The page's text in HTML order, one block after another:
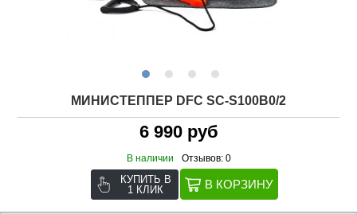
МИНИСТЕППЕР DFC SC-S100B0/2
6 990 руб
В наличии Отзывов: 0
КУПИТЬ В
1 КЛИК